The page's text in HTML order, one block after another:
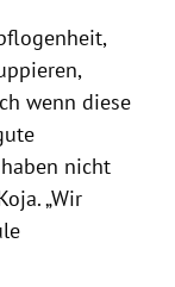
wenn diese
nicht
. „Wir